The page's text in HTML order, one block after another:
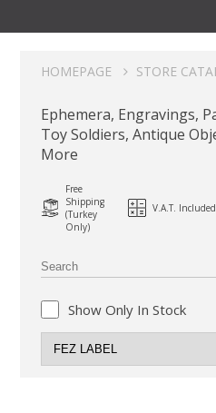
HOMEPAGE STORE
Ephemera, Engravings,
Toy Soldiers, Antique
More
Free
Shipping
(Turkey
Only)
V.A.T. Included
Show Only In Stock